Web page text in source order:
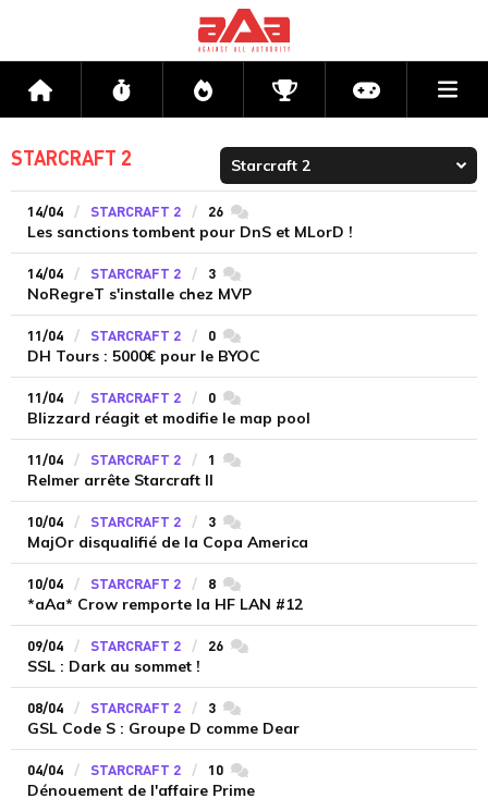
Accueil Flux Directs CompétitionsActu jeux
STARCRAFT 2
14/04 STARCRAFT 2 26 commentaires
Les sanctions tombent pour DnS et MLorD !
14/04 STARCRAFT 2 3 commentaires
NoRegreT s'installe chez MVP
11/04 STARCRAFT 2 0 commentaires
DH Tours : 5000€ pour le BYOC
11/04 STARCRAFT 2 0 commentaires
Blizzard réagit et modifie le map pool
11/04 STARCRAFT 2 1 commentaires
Relmer arrête Starcraft II
10/04 STARCRAFT 2 3 commentaires
MajOr disqualifié de la Copa America
10/04 STARCRAFT 2 8 commentaires
*aAa* Crow remporte la HF LAN #12
09/04 STARCRAFT 2 26 commentaires
SSL : Dark au sommet !
08/04 STARCRAFT 2 3 commentaires
GSL Code S : Groupe D comme Dear
04/04 STARCRAFT 2 10 commentaires
Dénouement de l'affaire Prime